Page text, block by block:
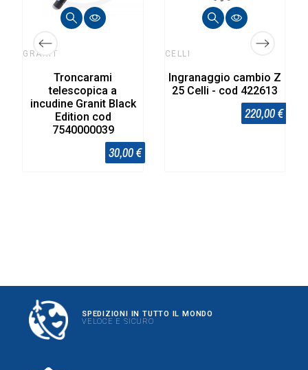
GRANIT
Troncarami
telescopica a
incudine Granit Black
Edition cod
7540000039
30,00 €
CELLI
Ingranaggio cambio Z
25 Celli - cod 422613
220,00 €
SPEDIZIONI IN TUTTO IL MONDO
VELOCE E SICURO